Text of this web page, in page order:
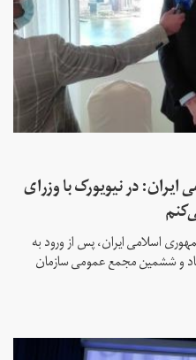
در نیویورک با وزرای
اسلامی ایران، پس از ورود به
و ششمین مجمع عمومی سازمان